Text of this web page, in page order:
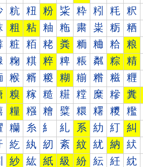
粇 粈 粉 粊 粋 粌 粍 粎
粗 粘 粙 粚 粛 粜 粝 粞
粧 粨 粩 粪 粫 粬 粭 粮
粷 粸 粹 粺 粻 粼 粽 精
糇 糈 糉 糊 糋 糌 糍 糎
糗 糘 糙 糚 糛 糜 糝 糞
糧 糨 糩 糪 糫 糬 糭 糮
糷 糸 糹 糺 系 糼 糽 糾
紇 紈 紉 紊 紋 紌 納 紎
紗 紘 紙 級 紛 紜 紝 紞